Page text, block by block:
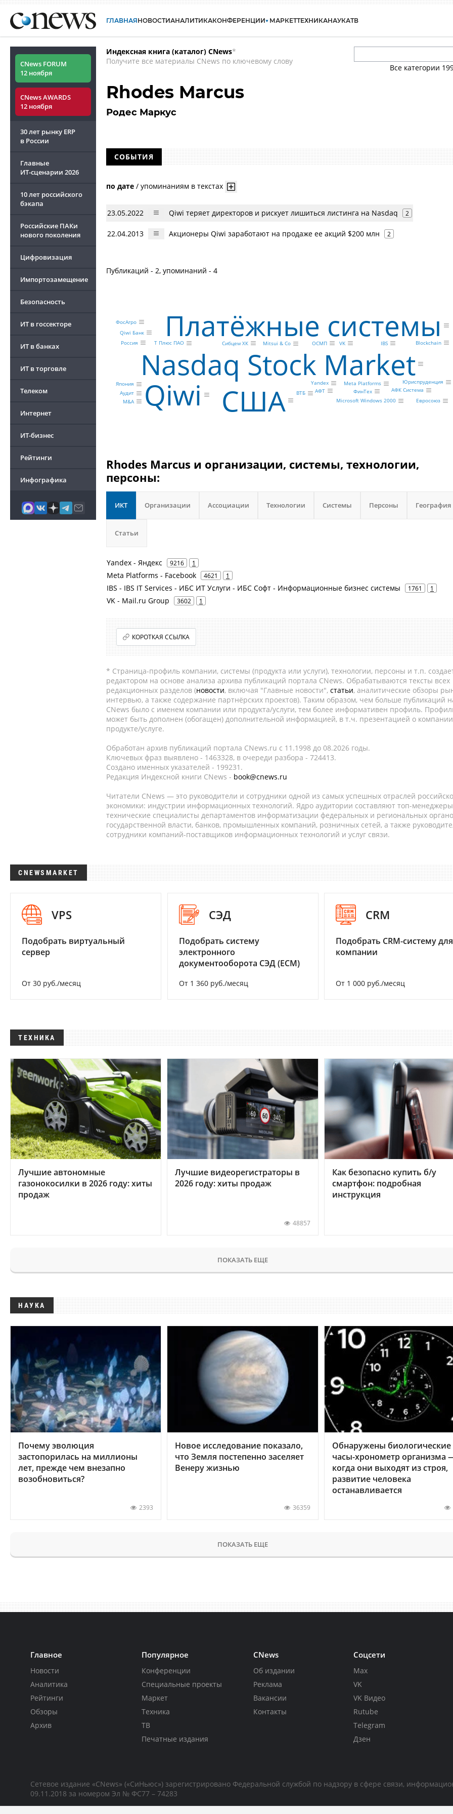
ГЛАВНАЯНОВОСТИАНАЛИТИКАКОНФЕРЕНЦИИ МАРКЕТТЕХНИКАНАУКАТВ
CNews FORUM
12 ноября
CNews AWARDS
12 ноября
30 лет рынку ERP
в России
Главные
ИТ-сценарии 2026
10 лет российского
бэкапа
Российские ПАКи
нового поколения
Цифровизация
Импортозамещение
Безопасность
ИТ в госсекторе
ИТ в банках
ИТ в торговле
Телеком
Интернет
ИТ-бизнес
Рейтинги
Инфографика
Индексная книга (каталог) CNews*
Получите все материалы CNews по ключевому слову
Все категории
Rhodes Marcus
Родес Маркус
СОБЫТИЯ
по дате / упоминаниям в текстах
23.05.2022 Qiwi теряет директоров и рискует лишиться листинга на Nasdaq 2
22.04.2013 Акционеры Qiwi заработают на продаже ее акций $200 млн 2
Публикаций - 2, упоминаний - 4
Nasdaq Stock Market
Qiwi
Платёжные системы
США
Yandex Meta Platforms
IBS
VK
ОСМП
Mitsui & Co
Сибцем ХК
ВТБ АФК Система
ФосАгро
Т Плюс ПАО
Qiwi Банк
АФТ ФинТех
Blockchain
Microsoft Windows 2000
Россия
Евросоюз
Япония
M&A
Юриспруденция
Аудит
Rhodes Marcus и организации, системы, технологии,
персоны:
ИКТ Организации Ассоциации Технологии Системы Персоны География
Статьи
Yandex - Яндекс 9216 1
Meta Platforms - Facebook 4621 1
IBS - IBS IT Services - ИБС ИТ Услуги - ИБС Софт - Информационные бизнес системы 1761 1
VK - Mail.ru Group 3602 1
КОРОТКАЯ ССЫЛКА
* Страница-профиль компании, системы (продукта или услуги), технологии, персоны и т.п.
редактором на основе анализа архива публикаций портала CNews. Обрабатываются тексты всех
редакционных разделов (новости, включая "Главные новости", статьи, аналитические обзоры
интервью, а также содержание партнёрских проектов). Таким образом, чем больше публикаций
CNews было с именем компании или продукта/услуги, тем более информативен профиль.
может быть дополнен (обогащен) дополнительной информацией, в т.ч. презентацией о
продукте/услуге.
Обработан архив публикаций портала CNews.ru c 11.1998 до 08.2026 годы.
Ключевых фраз выявлено - 1463328, в очереди разбора - 724413.
Создано именных указателей - 199231.
Редакция Индексной книги CNews - book@cnews.ru
Читатели CNews — это руководители и сотрудники одной из самых успешных отраслей
экономики: индустрии информационных технологий. Ядро аудитории составляют топ-
технические специалисты департаментов информатизации федеральных и региональных
государственной власти, банков, промышленных компаний, розничных сетей, а также
сотрудники компаний-поставщиков информационных технологий и услуг связи.
CNEWSMARKET
VPS
Подобрать виртуальный
сервер
От 30 руб./месяц
СЭД
Подобрать систему
электронного
документооборота СЭД (ECM)
От 1 360 руб./месяц
CRM
Подобрать CRM-систему для
компании
От 1 000 руб./месяц
ТЕХНИКА
Лучшие автономные
газонокосилки в 2026 году: хиты
продаж
Лучшие видеорегистраторы в
2026 году: хиты продаж
48857
Как безопасно купить б/у
смартфон: подробная
инструкция
ПОКАЗАТЬ ЕЩЕ
НАУКА
Почему эволюция
застопорилась на миллионы
лет, прежде чем внезапно
возобновиться?
2393
Новое исследование показало,
что Земля постепенно заселяет
Венеру жизнью
36359
Обнаружены биологические
часы-хронометр организма
когда они выходят из строя,
развитие человека
останавливается
ПОКАЗАТЬ ЕЩЕ
Главное
Новости
Аналитика
Рейтинги
Обзоры
Архив
Популярное
Конференции
Специальные проекты
Маркет
Техника
ТВ
Печатные издания
CNews
Об издании
Реклама
Вакансии
Контакты
Соцсети
Max
VK
VK Видео
Rutube
Telegram
Дзен
Сетевое издание «CNews» («СиНьюс») зарегистрировано Федеральной службой по надзору в сфере связи,
09.11.2018 за номером Эл № ФС77 – 74283